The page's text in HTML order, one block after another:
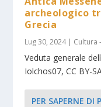
archeologico
Grecia
Lug 30, 2024| Cultura
Veduta generale
Iolchos07, CC BY-
PER SAPERNE DI